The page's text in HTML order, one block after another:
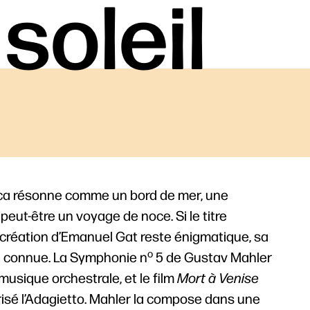
résonne comme un bord de mer, une
être un voyage de noce. Si le titre
d’Emanuel Gat reste énigmatique, sa
La Symphonie no 5 de Gustav Mahler
orchestrale, et le filmMort à Venise
l’Adagietto. Mahler la compose dans une